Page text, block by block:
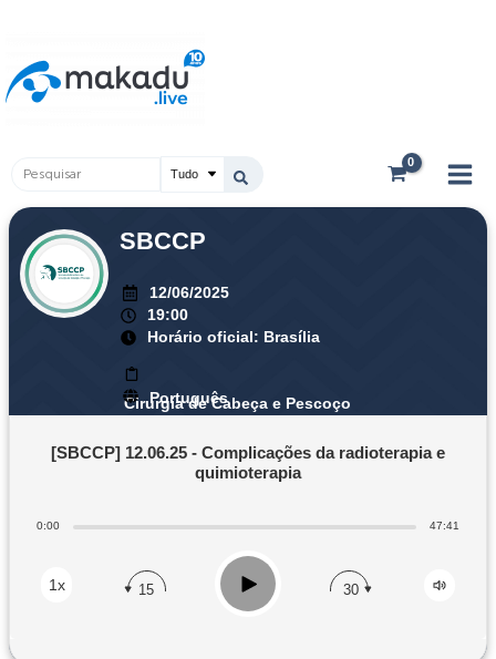
conteúdo
Pesquisar
SBCCP
12/06/2025
19:00
Horário oficial: Brasília
Cirurgia de Cabeça e Pescoço
Português
[SBCCP] 12.06.25 - Complicações da radioterapia e
quimioterapia
0:00 47:41
1x 15 Play 30